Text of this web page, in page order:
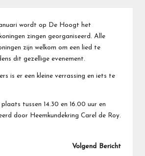
wordt op De Hoogt het
zingen georganiseerd. Alle
zijn welkom om een lied te
dit gezellige evenement.
is er een kleine verrassing en iets te
tussen 14.30 en 16.00 uur en
door Heemkundekring Carel de Roy.
Volgend Bericht